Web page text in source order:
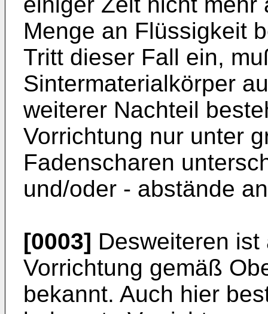
Menge an Flüssigkeit
Tritt dieser Fall ein,
Sintermaterialkörper
weiterer Nachteil
Vorrichtung nur unter
Fadenscharen
und/oder - abstände
[0003] Desweiteren
Vorrichtung gemäß
bekannt. Auch hier